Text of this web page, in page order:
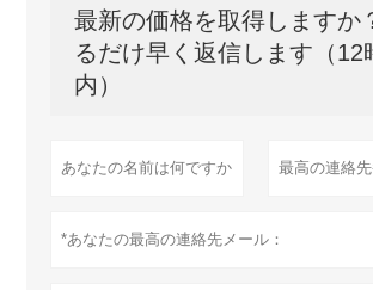
最新の価格を取得しますか
るだけ早く返信します（12
内）